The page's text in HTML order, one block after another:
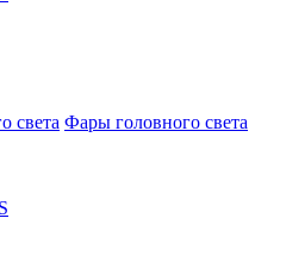
Фары головного света